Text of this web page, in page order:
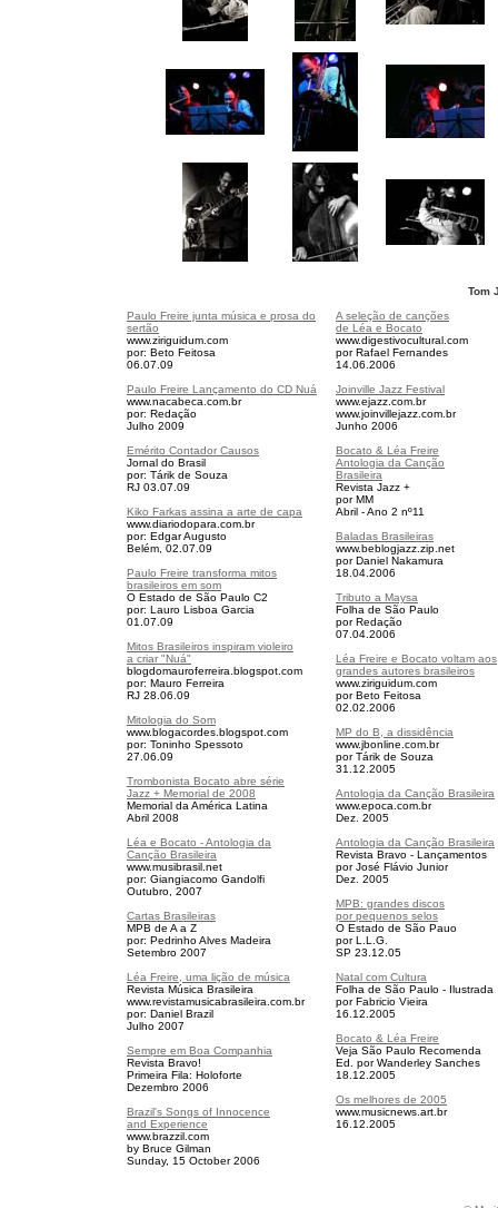
Tom
Paulo Freire junta música e prosa do
sertão
www.ziriguidum.com
por: Beto Feitosa
06.07.09
Paulo Freire Lançamento do CD Nuá
www.nacabeca.com.br
por: Redação
Julho 2009
Emérito Contador Causos
Jornal do Brasil
por: Tárik de Souza
RJ 03.07.09
Kiko Farkas assina a arte de capa
www.diariodopara.com.br
por: Edgar Augusto
Belém, 02.07.09
Paulo Freire transforma mitos
brasileiros em som
O Estado de São Paulo C2
por: Lauro Lisboa Garcia
01.07.09
Mitos Brasileiros inspiram violeiro
a criar "Nuá"
blogdomauroferreira.blogspot.com
por: Mauro Ferreira
RJ 28.06.09
Mitologia do Som
www.blogacordes.blogspot.com
por: Toninho Spessoto
27.06.09
Trombonista Bocato abre série
Jazz + Memorial de 2008
Memorial da América Latina
Abril 2008
Léa e Bocato - Antologia da
Canção Brasileira
www.musibrasil.net
por: Giangiacomo Gandolfi
Outubro, 2007
Cartas Brasileiras
MPB de A a Z
por: Pedrinho Alves Madeira
Setembro 2007
Léa Freire, uma lição de música
Revista Música Brasileira
www.revistamusicabrasileira.com.br
por: Daniel Brazil
Julho 2007
Sempre em Boa Companhia
Revista Bravo!
Primeira Fila: Holoforte
Dezembro 2006
Brazil's Songs of Innocence
and Experience
www.brazzil.com
by Bruce Gilman
Sunday, 15 October 2006
A seleção de canções
de Léa e Bocato
www.digestivocultural.com
por Rafael Fernandes
14.06.2006
Joinville Jazz Festival
www.ejazz.com.br
www.joinvillejazz.com.br
Junho 2006
Bocato & Léa Freire
Antologia da Canção
Brasileira
Revista Jazz +
por MM
Abril - Ano 2 nº11
Baladas Brasileiras
www.beblogjazz.zip.net
por Daniel Nakamura
18.04.2006
Tributo a Maysa
Folha de São Paulo
por Redação
07.04.2006
Léa Freire e Bocato voltam aos
grandes autores brasileiros
www.ziriguidum.com
por Beto Feitosa
02.02.2006
MP do B, a dissidência
www.jbonline.com.br
por Tárik de Souza
31.12.2005
Antologia da Canção Brasileira
www.epoca.com.br
Dez. 2005
Antologia da Canção Brasileira
Revista Bravo - Lançamentos
por José Flávio Junior
Dez. 2005
MPB: grandes discos
por pequenos selos
O Estado de São Pauo
por L.L.G.
SP 23.12.05
Natal com Cultura
Folha de São Paulo - Ilustrada
por Fabricio Vieira
16.12.2005
Bocato & Léa Freire
Veja São Paulo Recomenda
Ed. por Wanderley Sanches
18.12.2005
Os melhores de 2005
www.musicnews.art.br
16.12.2005